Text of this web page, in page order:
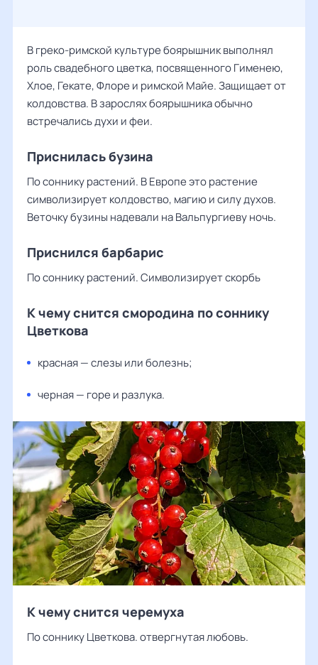
В греко-римской культуре боярышник выполнял
роль свадебного цветка, посвященного Гименею,
Хлое, Гекате, Флоре и римской Майе. Защищает от
колдовства. В зарослях боярышника обычно
встречались духи и феи.
Приснилась бузина
По соннику растений. В Европе это растение
символизирует колдовство, магию и силу духов.
Веточку бузины надевали на Вальпургиеву ночь.
Приснился барбарис
По соннику растений. Символизирует скорбь
К чему снится смородина по соннику
Цветкова
красная — слезы или болезнь;
черная — горе и разлука.
К чему снится черемуха
По соннику Цветкова. отвергнутая любовь.